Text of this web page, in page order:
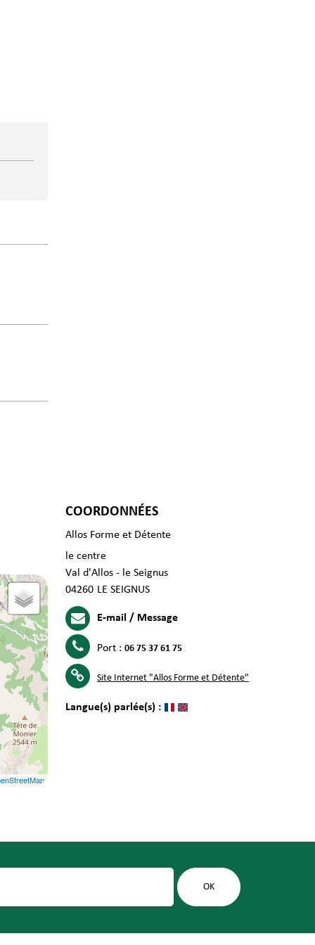
COORDONNÉES
Allos Forme et Détente
le centre
Val d'Allos - le Seignus
04260 LE SEIGNUS
E-mail / Message
Port : 06 75 37 61 75
Site Internet "Allos Forme et Détente"
Langue(s) parlée(s) :